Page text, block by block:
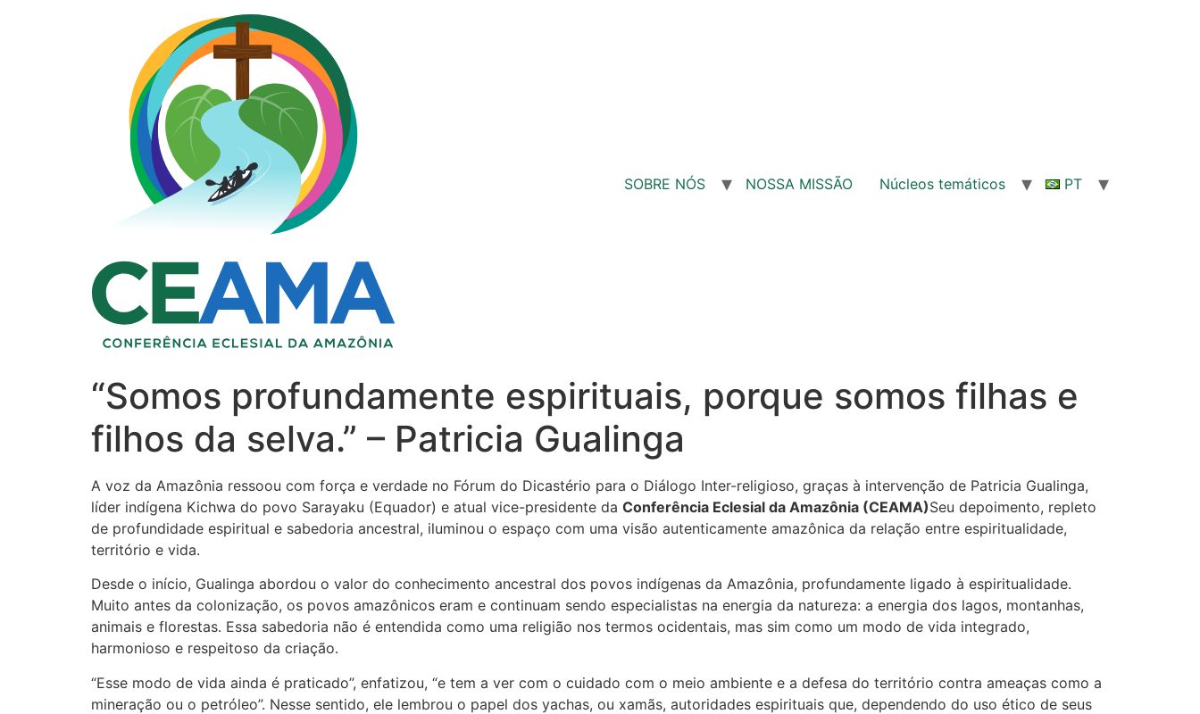
SOBRE NÓS NOSSA MISSÃO Núcleos temáticos PT
“Somos profundamente espirituais, porque somos filhas e
filhos da selva.” – Patricia Gualinga
A voz da Amazônia ressoou com força e verdade no Fórum do Dicastério para o Diálogo Inter-religioso, graças à intervenção de Patricia Gualinga,
líder indígena Kichwa do povo Sarayaku (Equador) e atual vice-presidente da Conferência Eclesial da Amazônia (CEAMA)Seu depoimento, repleto
de profundidade espiritual e sabedoria ancestral, iluminou o espaço com uma visão autenticamente amazônica da relação entre espiritualidade,
território e vida.
Desde o início, Gualinga abordou o valor do conhecimento ancestral dos povos indígenas da Amazônia, profundamente ligado à espiritualidade.
Muito antes da colonização, os povos amazônicos eram e continuam sendo especialistas na energia da natureza: a energia dos lagos, montanhas,
animais e florestas. Essa sabedoria não é entendida como uma religião nos termos ocidentais, mas sim como um modo de vida integrado,
harmonioso e respeitoso da criação.
“Esse modo de vida ainda é praticado”, enfatizou, “e tem a ver com o cuidado com o meio ambiente e a defesa do território contra ameaças como a
mineração ou o petróleo”. Nesse sentido, ele lembrou o papel dos yachas, ou xamãs, autoridades espirituais que, dependendo do uso ético de seus